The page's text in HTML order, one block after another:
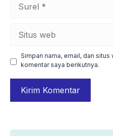
web
Simpan nama, email, dan
komentar saya berikutnya.